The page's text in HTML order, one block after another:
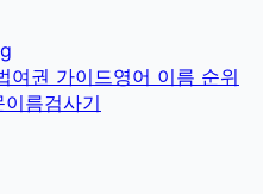
여권 가이드영어 이름 순위
이름검사기